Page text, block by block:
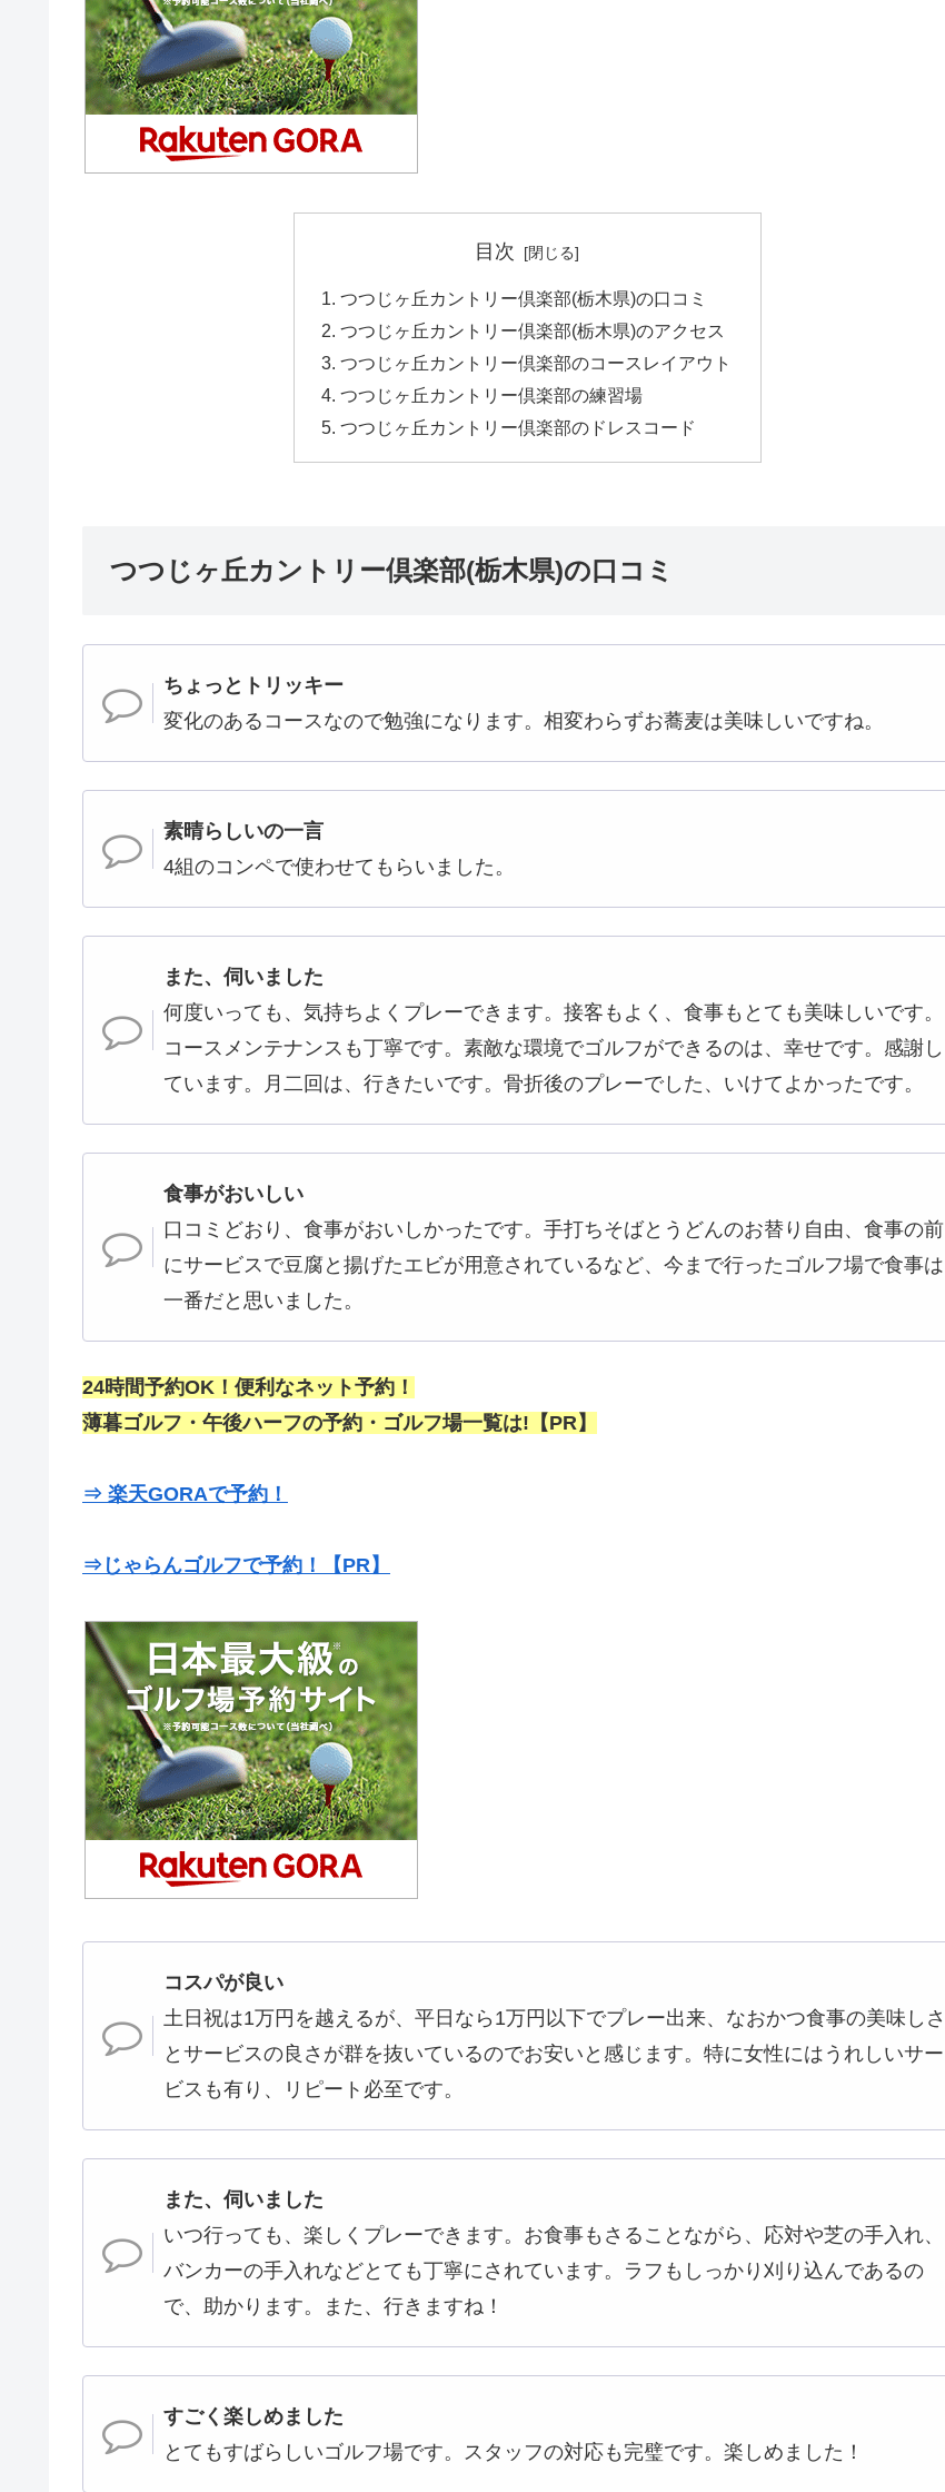
目次
つつじヶ丘カントリー倶楽部(栃木県)の口コミ
つつじヶ丘カントリー倶楽部(栃木県)のアクセス
つつじヶ丘カントリー倶楽部のコースレイアウト
つつじヶ丘カントリー倶楽部の練習場
つつじヶ丘カントリー倶楽部のドレスコード
つつじヶ丘カントリー倶楽部(栃木県)の口コミ
ちょっとトリッキー
変化のあるコースなので勉強になります。相変わらずお蕎麦は美味しいですね。
素晴らしいの一言
4組のコンペで使わせてもらいました。
また、伺いました
何度いっても、気持ちよくプレーできます。接客もよく、食事もとても美味しいです。
コースメンテナンスも丁寧です。素敵な環境でゴルフができるのは、幸せです。感謝し
ています。月二回は、行きたいです。骨折後のプレーでした、いけてよかったです。
食事がおいしい
口コミどおり、食事がおいしかったです。手打ちそばとうどんのお替り自由、食事の前
にサービスで豆腐と揚げたエビが用意されているなど、今まで行ったゴルフ場で食事は
一番だと思いました。
24時間予約OK！便利なネット予約！
薄暮ゴルフ・午後ハーフの予約・ゴルフ場一覧は!【PR】
⇒ 楽天GORAで予約！
⇒じゃらんゴルフで予約！【PR】
コスパが良い
土日祝は1万円を越えるが、平日なら1万円以下でプレー出来、なおかつ食事の美味しさ
とサービスの良さが群を抜いているのでお安いと感じます。特に女性にはうれしいサー
ビスも有り、リピート必至です。
また、伺いました
いつ行っても、楽しくプレーできます。お食事もさることながら、応対や芝の手入れ、
バンカーの手入れなどとても丁寧にされています。ラフもしっかり刈り込んであるの
で、助かります。また、行きますね！
すごく楽しめました
とてもすばらしいゴルフ場です。スタッフの対応も完璧です。楽しめました！